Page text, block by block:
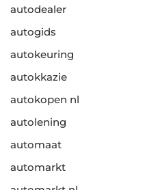
autodealer
autogids
autokeuring
autokkazie
autokopen nl
autolening
automaat
automarkt